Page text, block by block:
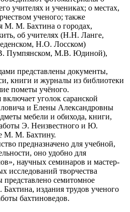
учителях и учениках; о местах,
ученого; также
М. М. Бахтина о городах,
об учителях (Н.Н. Ланге,
Н.О. Лосском)
Пумпянском, М.В. Юдиной),
представлены документы,
книги и журналы из библиотеки
пометы учёного.
уголок саранской
и Елены Александровны
мебели и обихода, книги,
Э. Неизвестного и Ю.
М. М. Бахтину.
предназначено для учебной,
оно удобно для
научных семинаров и мастер-
исследований творчества
семитомное
издания трудов ученого
бахтиноведов.